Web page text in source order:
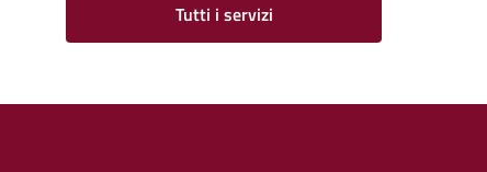
Tutti i servizi